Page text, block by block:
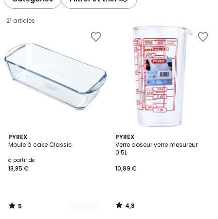
21 articles
PYREX
Moule à cake Classic
Prix
à
13,85
€.
à partir de
13,85 €
5
/
2
Couleurs
5
/
PYREX
Verre doseur verre mesureur
0.5L
10,99 €
4,8
/ 5
4,8
/